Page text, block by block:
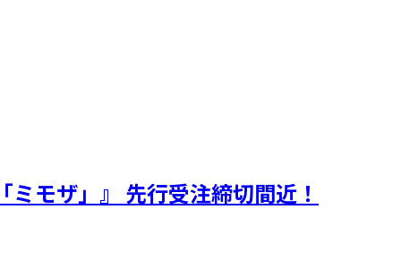
モザ」』 先行受注締切間近！